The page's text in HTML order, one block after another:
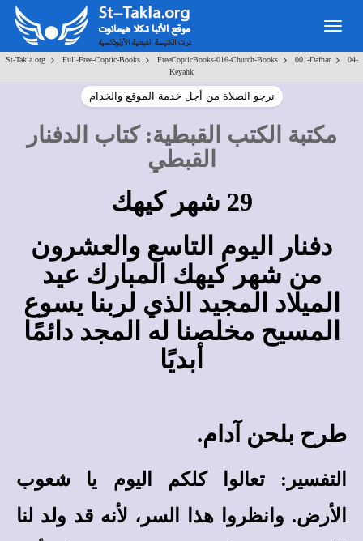
Toggle
navigation
St-Takla.org> Full-Free-Coptic-Books> FreeCopticBooks-016-Church-Books> 001-Dafnar>
04-
Keyahk
نرجو الصلاة من أجل خدمة الموقع والخدام
مكتبة الكتب القبطية:كتاب الدفنار
القبطي
29 شهر كيهك
دفنار اليوم التاسع والعشرون
من شهر كيهك المبارك عيد
الميلاد المجيد الذي لربنا يسوع
المسيح مخلصنا له المجد دائمًا
أبديًا
طرح بلحن آدام.
التفسير : تعالوا كلكم اليوم يا شعوب
الأرض. وانظروا هذا السر، لأنه قد ولد لنا